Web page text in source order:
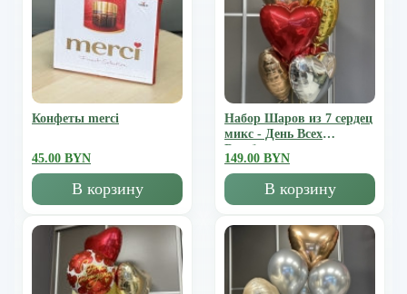
Конфеты merci
45.00 BYN
В корзину
Набор Шаров из 7 сердец
микс - День Всех
Влюбленных
149.00 BYN
В корзину